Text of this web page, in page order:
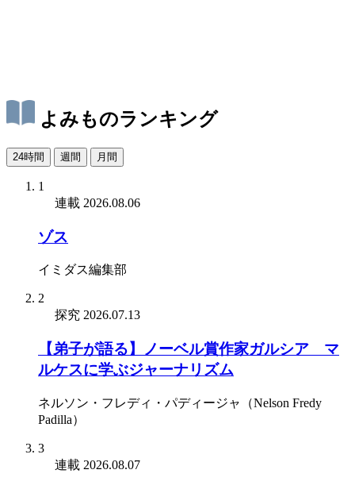
よみものランキング
24時間 週間 月間
1
連載 2026.08.06
ゾス
イミダス編集部
2
探究 2026.07.13
【弟子が語る】ノーベル賞作家ガルシア゠マ
ルケスに学ぶジャーナリズム
ネルソン・フレディ・パディージャ（Nelson Fredy
Padilla）
3
連載 2026.08.07